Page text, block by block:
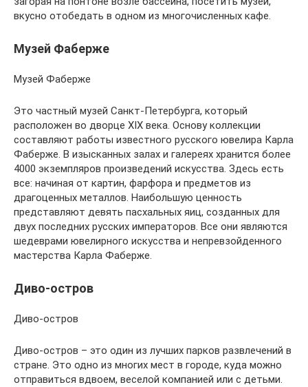
вкусно отобедать в одном из многочисленных кафе.
Музей Фаберже
Музей Фаберже
Это частный музей Санкт-Петербурга, который
расположен во дворце XIX века. Основу коллекции
составляют работы известного русского ювелира Карла
Фаберже. В изысканных залах и галереях хранится более
4000 экземпляров произведений искусства. Здесь есть
все: начиная от картин, фарфора и предметов из
драгоценных металлов. Наибольшую ценность
представляют девять пасхальных яиц, созданных для
двух последних русских императоров. Все они являются
шедеврами ювелирного искусства и непревзойденного
мастерства Карла Фаберже.
Диво-остров
Диво-остров
Диво-остров – это один из лучших парков развлечений в
стране. Это одно из многих мест в городе, куда можно
отправиться вдвоем, веселой компанией или с детьми.